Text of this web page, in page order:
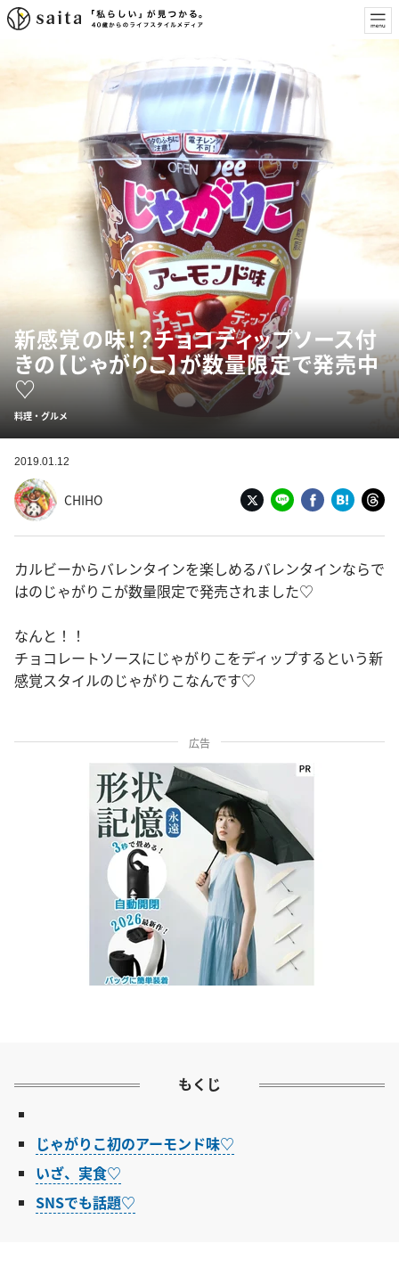
新感覚の味！？チョコディップソース付
きの【じゃがりこ】が数量限定で発売中
♡
料理・グルメ
2019.01.12
CHIHO
カルビーからバレンタインを楽しめるバレンタインならで
はのじゃがりこが数量限定で発売されました♡
なんと！！
チョコレートソースにじゃがりこをディップするという新
感覚スタイルのじゃがりこなんです♡
広告
もくじ
じゃがりこ初のアーモンド味♡
いざ、実食♡
SNSでも話題♡